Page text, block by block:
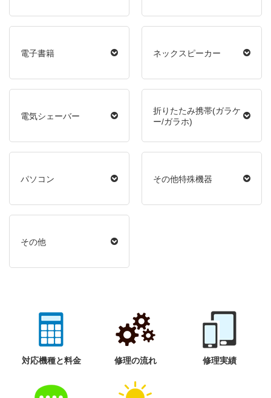
電子書籍 ネックスピーカー
電気シェーバー
折りたたみ携帯(ガラケ
ー/ガラホ)
パソコン その他特殊機器
その他
対応機種と料金 修理の流れ 修理実績